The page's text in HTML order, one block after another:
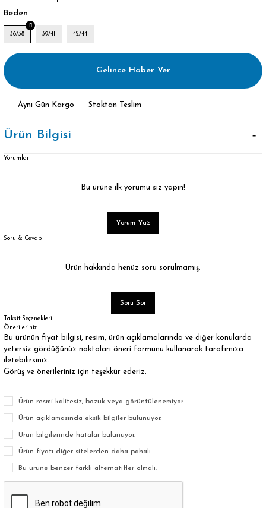
Beden
36/38 39/41 42/44
Gelince Haber Ver
Aynı Gün Kargo Stoktan Teslim
Ürün Bilgisi
Yorumlar
Bu ürüne ilk yorumu siz yapın!
Yorum Yaz
Soru & Cevap
Ürün hakkında henüz soru sorulmamış.
Soru Sor
Taksit Seçenekleri
Önerileriniz
Bu ürünün fiyat bilgisi, resim, ürün açıklamalarında ve diğer konularda
yetersiz gördüğünüz noktaları öneri formunu kullanarak tarafımıza
iletebilirsiniz.
Görüş ve önerileriniz için teşekkür ederiz.
Ürün resmi kalitesiz, bozuk veya görüntülenemiyor.
Ürün açıklamasında eksik bilgiler bulunuyor.
Ürün bilgilerinde hatalar bulunuyor.
Ürün fiyatı diğer sitelerden daha pahalı.
Bu ürüne benzer farklı alternatifler olmalı.